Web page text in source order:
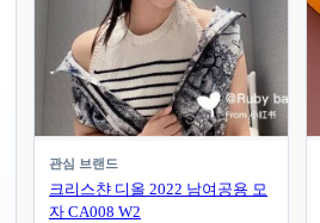
관심 브랜드
크리스챤 디올 2022 남여공용 모
자 CA008 W2